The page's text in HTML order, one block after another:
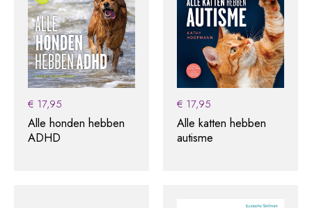
€ 17,95
Alle honden hebben
ADHD
€ 17,95
Alle katten hebben
autisme